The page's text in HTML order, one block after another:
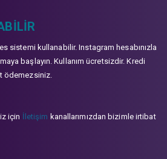
sistemi kullanabilir. Instagram hesabınızla
başlayın. Kullanım ücretsizdir. Kredi
ödemezsiniz.
için İletişim kanallarımızdan bizimle irtibat